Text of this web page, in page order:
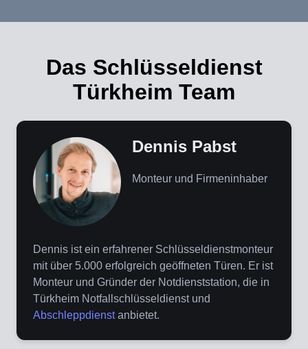
Das Schlüsseldienst
Türkheim Team
Dennis Pabst
Monteur und Firmeninhaber
Dennis ist ein erfahrener Schlüsseldienstmonteur
mit über 5.000 erfolgreich geöffneten Türen. Er ist
Monteur und Gründer der Notdienststation, die in
Türkheim Notfallschlüsseldienst und
Abschleppdienstanbietet.